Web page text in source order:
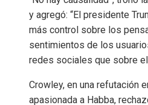
y agregó: “El presidente
más control sobre los
sentimientos de los
redes sociales que sobre el
Crowley, en una refutación
apasionada a Habba,